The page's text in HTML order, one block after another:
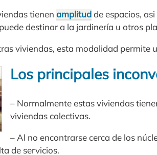
tienen amplitudde espacios,
destinar a la jardinería u otros
viviendas, esta modalidad permite
Los principales
– Normalmente estas viviendas
viviendas colectivas.
– Al no encontrarse cerca de los
de servicios.